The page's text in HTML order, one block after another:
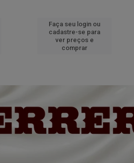
Faça seu login ou
cadastre-se para
ver preços e
comprar